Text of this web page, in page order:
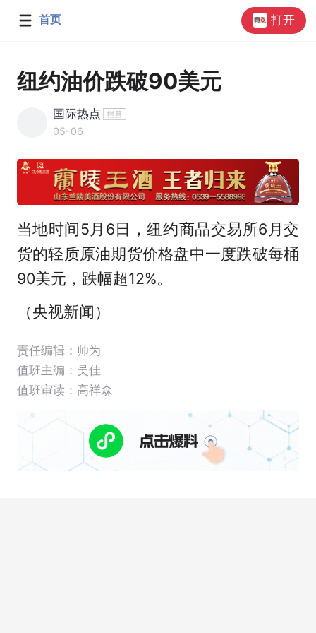
首页 打开
纽约油价跌破90美元
国际热点
05-06
当地时间5月6日，纽约商品交易所6月交
货的轻质原油期货价格盘中一度跌破每桶
90美元，跌幅超12%。
（央视新闻）
责任编辑：帅为
值班主编： 吴佳
值班审读：高祥森